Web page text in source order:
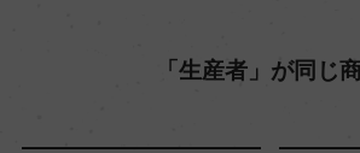
「生産者」が同じ